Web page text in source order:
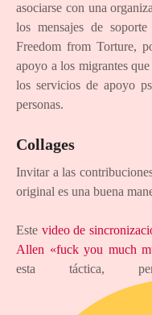
asociarse con una
los mensajes de
Freedom from Torture,
apoyo a los migrantes
los servicios de apoyo
personas.
Collages
Invitar a las
original es una buena
Este video de
Allen «fuck you much
esta táctica,